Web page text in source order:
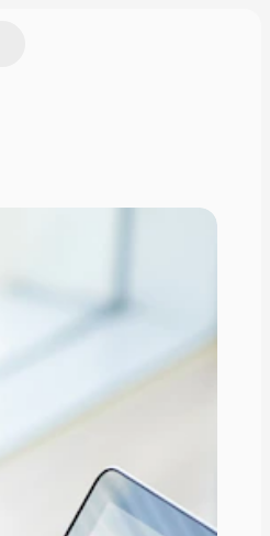
por imagem